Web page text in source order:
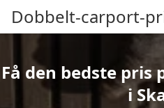
Dobbelt-carport-
Få den bedste
i